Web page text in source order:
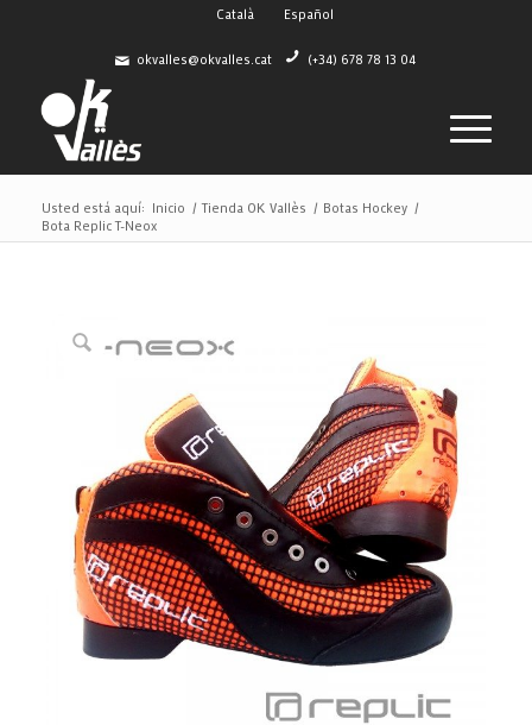
Català Español
okvalles@okvalles.cat (+34) 678 78 13 04
Usted está aquí: Inicio / Tienda OK Vallès / Botas Hockey /
Bota Replic T-Neox